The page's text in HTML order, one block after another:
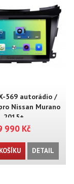
569 autorádio /
Nissan Murano
2015+
990 Kč
DETAIL